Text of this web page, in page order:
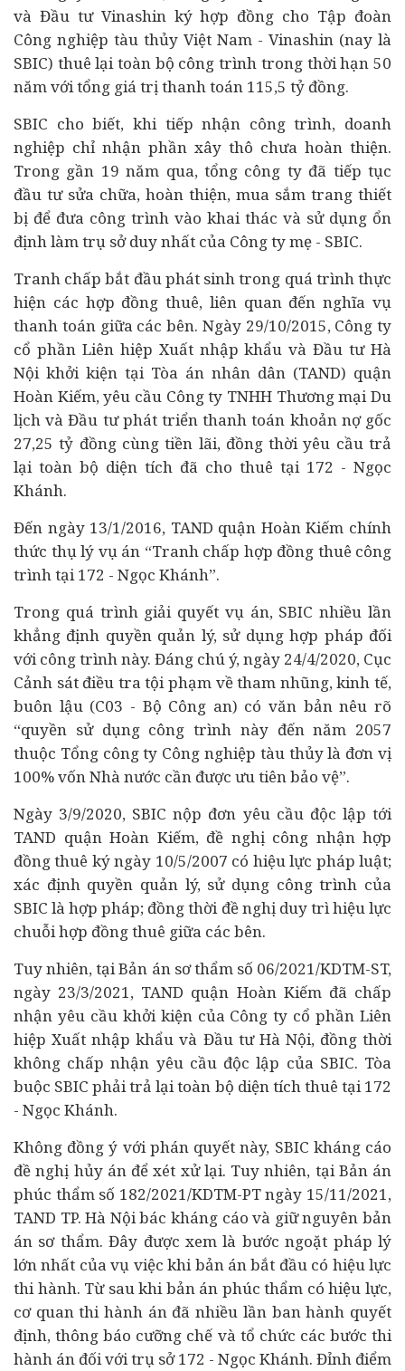
và Đầu tư Vinashin ký hợp đồng cho Tập đoàn
Công nghiệp tàu thủy Việt Nam - Vinashin (nay là
SBIC) thuê lại toàn bộ công trình trong thời hạn 50
năm với tổng giá trị thanh toán 115,5 tỷ đồng.
SBIC cho biết, khi tiếp nhận công trình, doanh
nghiệp chỉ nhận phần xây thô chưa hoàn thiện.
Trong gần 19 năm qua, tổng công ty đã tiếp tục
đầu tưsửa chữa, hoàn thiện, mua sắm trang thiết
bị để đưa công trình vào khai thác và sử dụng ổn
định làm trụ sở duy nhất của Công ty mẹ - SBIC.
Tranh chấp bắt đầu phát sinh trong quá trình thực
hiện các hợp đồng thuê, liên quan đến nghĩa vụ
thanh toán giữa các bên. Ngày 29/10/2015, Công ty
cổ phần Liên hiệp Xuất nhập khẩu và Đầu tư Hà
Nội khởi kiện tại Tòa án nhân dân (TAND) quận
Hoàn Kiếm, yêu cầu Công ty TNHH Thương mại Du
lịch và Đầu tư phát triển thanh toán khoản nợ gốc
27,25 tỷ đồng cùng tiền lãi, đồng thời yêu cầu trả
lại toàn bộ diện tích đã cho thuê tại 172 - Ngọc
Khánh.
Đến ngày 13/1/2016, TAND quận Hoàn Kiếm chính
thức thụ lý vụ án “Tranh chấp hợp đồng thuê công
trình tại 172 - Ngọc Khánh”.
Trong quá trình giải quyết vụ án, SBIC nhiều lần
khẳng định quyền quản lý, sử dụng hợp pháp đối
với công trình này. Đáng chú ý, ngày 24/4/2020, Cục
Cảnh sát điều tra tội phạm về tham nhũng,kinh tế,
buôn lậu (C03 - Bộ Công an) có văn bản nêu rõ
“quyền sử dụng công trình này đến năm 2057
thuộc Tổng công ty Công nghiệp tàu thủy là đơn vị
100% vốn Nhà nước cần được ưu tiên bảo vệ”.
Ngày 3/9/2020, SBIC nộp đơn yêu cầu độc lập tới
TAND quận Hoàn Kiếm, đề nghị công nhận hợp
đồng thuê ký ngày 10/5/2007 có hiệu lực pháp luật;
xác định quyền quản lý, sử dụng công trình của
SBIC là hợp pháp; đồng thời đề nghị duy trì hiệu lực
chuỗi hợp đồng thuê giữa các bên.
Tuy nhiên, tại Bản án sơ thẩm số 06/2021/KDTM-ST,
ngày 23/3/2021, TAND quận Hoàn Kiếm đã chấp
nhận yêu cầu khởi kiện của Công ty cổ phần Liên
hiệp Xuất nhập khẩu và Đầu tư Hà Nội, đồng thời
không chấp nhận yêu cầu độc lập của SBIC. Tòa
buộc SBIC phải trả lại toàn bộ diện tích thuê tại 172
- Ngọc Khánh.
Không đồng ý với phán quyết này, SBIC kháng cáo
đề nghị hủy án để xét xử lại. Tuy nhiên, tại Bản án
phúc thẩm số 182/2021/KDTM-PT ngày 15/11/2021,
TAND TP. Hà Nội bác kháng cáo và giữ nguyên bản
án sơ thẩm. Đây được xem là bước ngoặt pháp lý
lớn nhất của vụ việc khi bản án bắt đầu có hiệu lực
thi hành. Từ sau khi bản án phúc thẩm có hiệu lực,
cơ quan thi hành án đã nhiều lần ban hành quyết
định, thông báo cưỡng chế và tổ chức các bước thi
hành án đối với trụ sở 172 - Ngọc Khánh. Đỉnh điểm